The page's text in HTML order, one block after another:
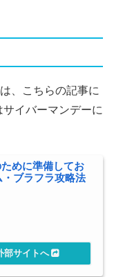
は、こちらの記事に
イバーマンデーに
めに準備してお
・ブラフラ攻略法